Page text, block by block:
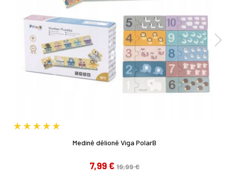
Medinė dėlionė Viga PolarB
7,99 € 19,99 €